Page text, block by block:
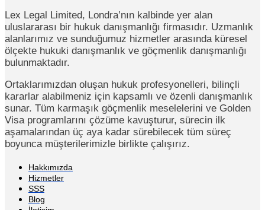
Lex Legal Limited, Londra’nın kalbinde yer alan
uluslararası bir hukuk danışmanlığı firmasıdır. Uzmanlık
alanlarımız ve sunduğumuz hizmetler arasında küresel
ölçekte hukuki danışmanlık ve göçmenlik danışmanlığı
bulunmaktadır.
Ortaklarımızdan oluşan hukuk profesyonelleri, bilinçli
kararlar alabilmeniz için kapsamlı ve özenli danışmanlık
sunar. Tüm karmaşık göçmenlik meselelerini ve Golden
Visa programlarını çözüme kavuşturur, sürecin ilk
aşamalarından üç aya kadar sürebilecek tüm süreç
boyunca müşterilerimizle birlikte çalışırız.
Hakkımızda
Hizmetler
SSS
Blog